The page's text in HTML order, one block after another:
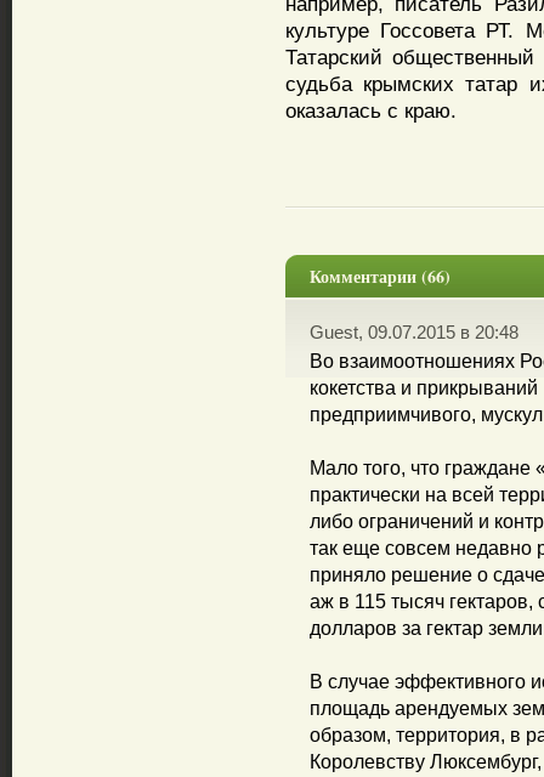
культуре Госсовета РТ.
Татарский
судьба крымских татар
оказалась с краю.
Комментарии (66)
Guest, 09.07.2015 в 20:48
Во взаимоотношениях
кокетства и
предприимчивого,
Мало того, что граждане
практически на всей
либо ограничений и
так еще совсем недавно
приняло решение о
аж в 115 тысяч
долларов за гектар
В случае эффективного
площадь арендуемых
образом, территория, в
Королевству